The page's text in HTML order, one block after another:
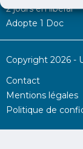
2 jours en libéral
Adopte 1 Doc
Copyright 2026 -
Contact
Mentions légales
Politique de